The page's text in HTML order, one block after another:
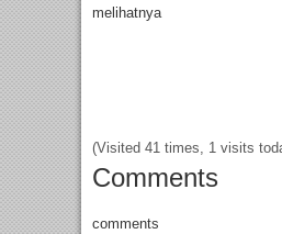
melihatnya
(Visited 41 times, 1 visits
Comments
comments